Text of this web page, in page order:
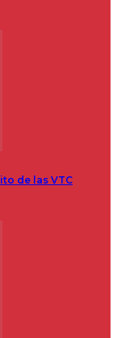
de las VTC